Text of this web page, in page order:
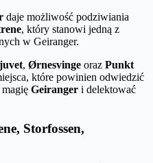
daje możliwość podziwiania
, który stanowi jedną z
w Geiranger.
, Ørnesvinge oraz Punkt
które powinien odwiedzić
Geiranger i delektować
Storfossen,